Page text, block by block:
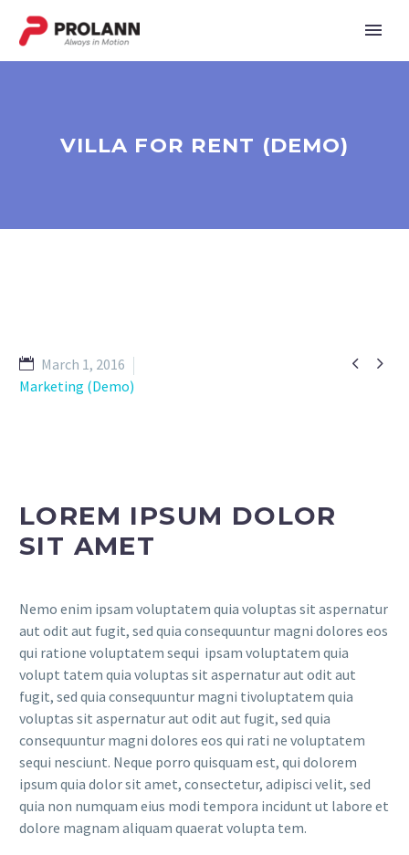
VILLA FOR RENT (DEMO)
 
March 1, 2016
Marketing (Demo)
LOREM IPSUM DOLOR
SIT AMET
Nemo enim ipsam voluptatem quia voluptas sit aspernatur
aut odit aut fugit, sed quia consequuntur magni dolores eos
qui ratione voluptatem sequi ipsam voluptatem quia
volupt tatem quia voluptas sit aspernatur aut odit aut
fugit, sed quia consequuntur magni tivoluptatem quia
voluptas sit aspernatur aut odit aut fugit, sed quia
consequuntur magni dolores eos qui rati ne voluptatem
sequi nesciunt. Neque porro quisquam est, qui dolorem
ipsum quia dolor sit amet, consectetur, adipisci velit, sed
quia non numquam eius modi tempora incidunt ut labore et
dolore magnam aliquam quaerat volupta tem.